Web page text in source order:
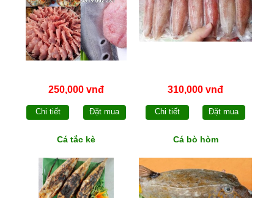
250,000 vnđ
Chi tiết Đặt mua
310,000 vnđ
Chi tiết Đặt mua
Cá tắc kè Cá bò hòm